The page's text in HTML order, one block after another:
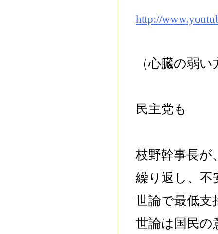
http://
（心臓の弱
民主党も
枝野幹事長が
繰り返し、不
世論で最低支
世論は国民